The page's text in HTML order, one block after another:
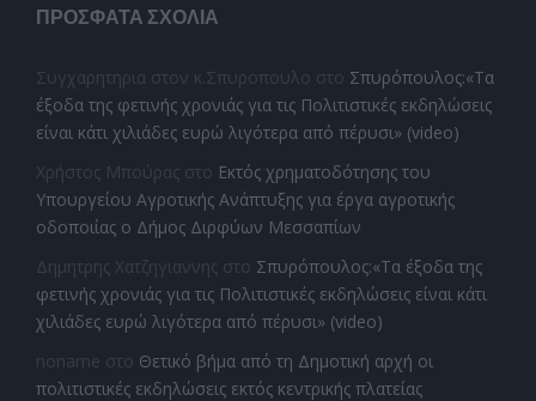
ΠΡΌΣΦΑΤΑ ΣΧΌΛΙΑ
Συγχαρητηρια στον κ.Σπυροπουλο στο Σπυρόπουλος:«Τα
έξοδα της φετινής χρονιάς για τις Πολιτιστικές εκδηλώσεις
είναι κάτι χιλιάδες ευρώ λιγότερα από πέρυσι» (video)
Χρήστος Μπούρας στο Εκτός χρηματοδότησης του
Υπουργείου Αγροτικής Ανάπτυξης για έργα αγροτικής
οδοποιίας ο Δήμος Διρφύων Μεσσαπίων
Δημητρης Χατζηγιαννης στο Σπυρόπουλος:«Τα έξοδα της
φετινής χρονιάς για τις Πολιτιστικές εκδηλώσεις είναι κάτι
χιλιάδες ευρώ λιγότερα από πέρυσι» (video)
noname στο Θετικό βήμα από τη Δημοτική αρχή οι
πολιτιστικές εκδηλώσεις εκτός κεντρικής πλατείας